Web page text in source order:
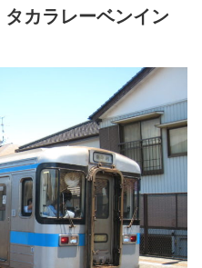
タカラレーベンイン